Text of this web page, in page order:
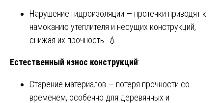
Нарушение гидроизоляции — протечки приводят к
намоканию утеплителя и несущих конструкций,
снижая их прочность. 💧
Естественный износ конструкций:
Старение материалов — потеря прочности со
временем, особенно для деревянных и